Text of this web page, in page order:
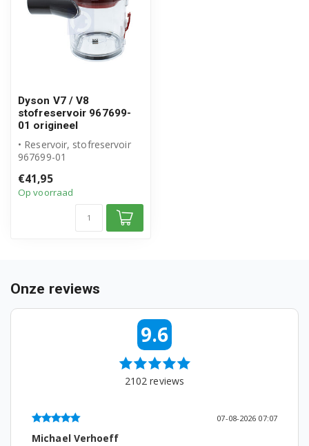
Dyson V7 / V8
stofreservoir 967699-
01 origineel
• Reservoir, stofreservoir
967699-01
• Geschikt voor...
€41,95
Op voorraad
Onze reviews
9.6
2102 reviews
07-08-2026 07:07
Michael Verhoeff